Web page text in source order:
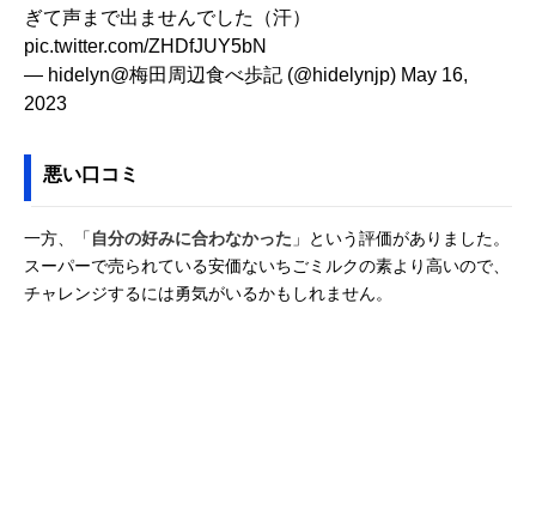
ぎて声まで出ませんでした（汗）
pic.twitter.com/ZHDfJUY5bN
— hidelyn@梅田周辺食べ歩記 (@hidelynjp) May 16,
2023
悪い口コミ
一方、「 自分の好みに合わなかった 」という評価がありました。
スーパーで売られている安価ないちごミルクの素より高いので、
チャレンジするには勇気がいるかもしれません。